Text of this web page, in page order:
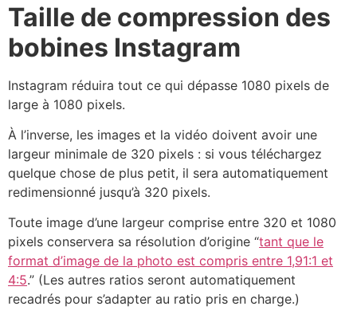
Taille de compression des
bobines Instagram
Instagram réduira tout ce qui dépasse 1080 pixels de
large à 1080 pixels.
À l’inverse, les images et la vidéo doivent avoir une
largeur minimale de 320 pixels : si vous téléchargez
quelque chose de plus petit, il sera automatiquement
redimensionné jusqu’à 320 pixels.
Toute image d’une largeur comprise entre 320 et 1080
pixels conservera sa résolution d’origine “tant que le
format d’image de la photo est compris entre 1,91:1 et
4:5.” (Les autres ratios seront automatiquement
recadrés pour s’adapter au ratio pris en charge.)